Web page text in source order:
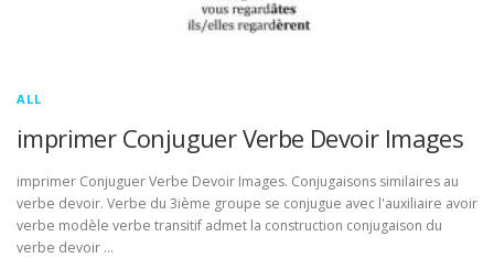
ALL
imprimer Conjuguer Verbe Devoir Images
imprimer Conjuguer Verbe Devoir Images. Conjugaisons similaires au
verbe devoir. Verbe du 3ième groupe se conjugue avec l'auxiliaire avoir
verbe modèle verbe transitif admet la construction conjugaison du
verbe devoir …